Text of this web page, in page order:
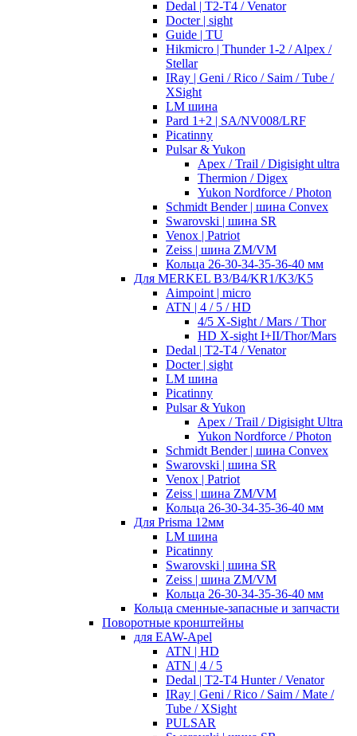
Dedal | T2-T4 / Venator
Docter | sight
Guide | TU
Hikmicro | Thunder 1-2 / Alpex /
Stellar
IRay | Geni / Rico / Saim / Tube /
XSight
LM шина
Pard 1+2 | SA/NV008/LRF
Picatinny
Pulsar & Yukon
Apex / Trail / Digisight ultra
Thermion / Digex
Yukon Nordforce / Photon
Schmidt Bender | шина Convex
Swarovski | шина SR
Venox | Patriot
Zeiss | шина ZM/VM
Кольца 26-30-34-35-36-40 мм
Для MERKEL B3/B4/KR1/K3/K5
Aimpoint | micro
ATN | 4 / 5 / HD
4/5 X-Sight / Mars / Thor
HD X-sight I+II/Thor/Mars
Dedal | T2-T4 / Venator
Docter | sight
LM шина
Picatinny
Pulsar & Yukon
Apex / Trail / Digisight Ultra
Yukon Nordforce / Photon
Schmidt Bender | шина Convex
Swarovski | шина SR
Venox | Patriot
Zeiss | шина ZM/VM
Кольца 26-30-34-35-36-40 мм
Для Prisma 12мм
LM шина
Picatinny
Swarovski | шина SR
Zeiss | шина ZM/VM
Кольца 26-30-34-35-36-40 мм
Кольца сменные-запасные и запчасти
Поворотные кронштейны
для EAW-Apel
ATN | HD
ATN | 4 / 5
Dedal | T2-T4 Hunter / Venator
IRay | Geni / Rico / Saim / Mate /
Tube / XSight
PULSAR